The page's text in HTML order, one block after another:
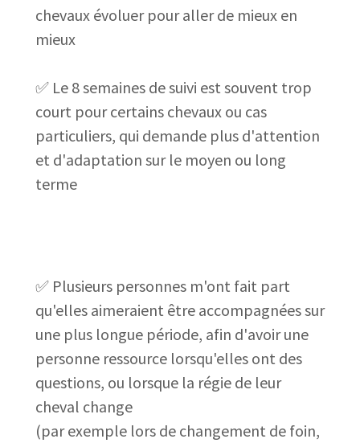
chevaux évoluer pour aller de mieux en
mieux
✅ Le 8 semaines de suivi est souvent trop
court pour certains chevaux ou cas
particuliers, qui demande plus d'attention
et d'adaptation sur le moyen ou long
terme
✅ Plusieurs personnes m'ont fait part
qu'elles aimeraient être accompagnées sur
une plus longue période, afin d'avoir une
personne ressource lorsqu'elles ont des
questions, ou lorsque la régie de leur
cheval change
(par exemple lors de changement de foin,